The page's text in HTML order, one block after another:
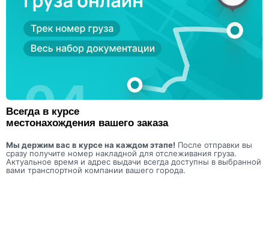
Всегда в курсе
местонахождения вашего заказа
Мы держим вас в курсе на каждом этапе! После отправки вы
сразу получите номер накладной для отслеживания груза.
Актуальное время и адрес выдачи всегда доступны в выбранной
вами транспортной компании вашего города.